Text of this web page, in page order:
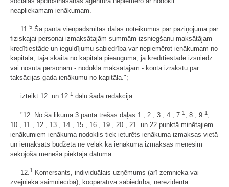
neapliekamam ienākumam.
11.5 Šā panta vienpadsmitās daļas noteikumus par paziņojuma par
fiziskajai personai izmaksātajām summām izsniegšanu maksātājam
kredītiestāde un ieguldījumu sabiedrība var nepiemērot ienākumam no
kapitāla, tajā skaitā no kapitāla pieauguma, ja kredītiestāde izsniedz
vai nosūta personām - nodokļa maksātājām - konta izrakstu par
taksācijas gada ienākumu no kapitāla.";
izteikt 12. un 12.1 daļu šādā redakcijā:
"12. No šā likuma 3.panta trešās daļas 1., 2., 3., 4., 7.1 , 8., 9.1 ,
10., 11., 12., 13., 14., 15., 16., 19., 20., 21. un 22.punktā minētajiem
ienākumiem ienākuma nodoklis tiek ieturēts ienākuma izmaksas vietā
un iemaksāts budžetā ne vēlāk kā ienākuma izmaksas mēnesim
sekojošā mēneša piektajā datumā.
12.1
Komersants, individuālais uzņēmums (arī zemnieka vai
zvejnieka saimniecība), kooperatīvā sabiedrība, nerezidenta